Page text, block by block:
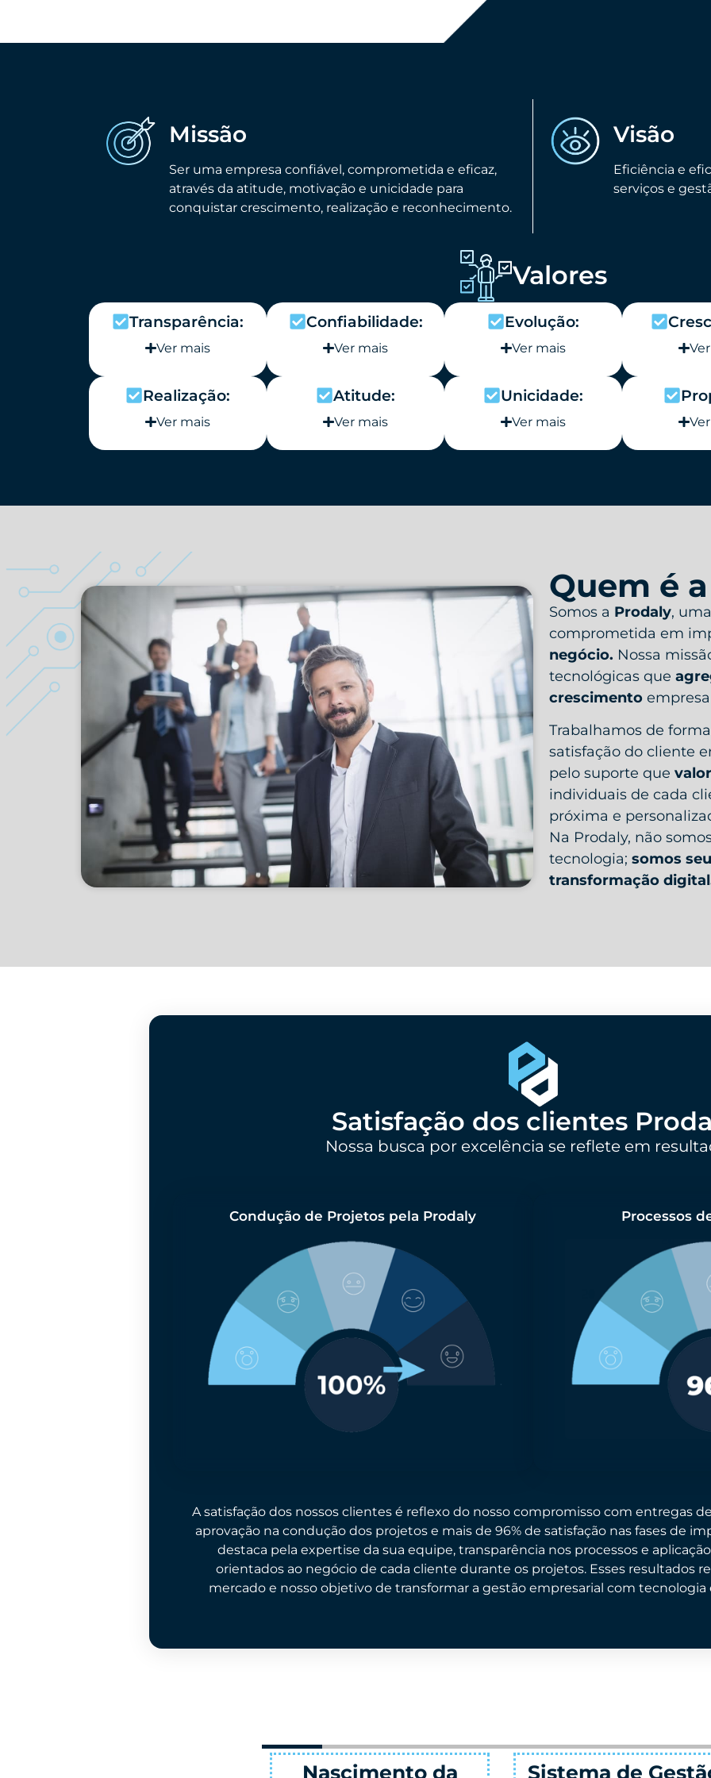
Missão
Ser uma empresa confiável, comprometida e eficaz,
através da atitude, motivação e unicidade para
conquistar crescimento, realização e reconhecimento.
Visão
Eficiência e
serviços e
Valores
Transparência:
Ver mais
Confiabilidade:
Ver mais
Evolução:
Ver mais
Realização:
Ver mais
Atitude:
Ver mais
Unicidade:
Ver mais
Quem é
Somos a Prodaly,
comprometida em
negócio. Nossa
tecnológicas que
crescimento
Trabalhamos de
satisfação do cliente
pelo suporte que
individuais de cada
próxima e
Na Prodaly, não
tecnologia; somos
transformação
Satisfação dos clientes
Nossa busca por excelência se reflete em
Condução de Projetos pela Prodaly Processos
A satisfação dos nossos clientes é reflexo do nosso compromisso com entregas
aprovação na condução dos projetos e mais de 96% de satisfação nas fases de
destaca pela expertise da sua equipe, transparência nos processos e
orientados ao negócio de cada cliente durante os projetos. Esses resultados
mercado e nosso objetivo de transformar a gestão empresarial com tecnologia
Sistema de Gestão Tecnologia